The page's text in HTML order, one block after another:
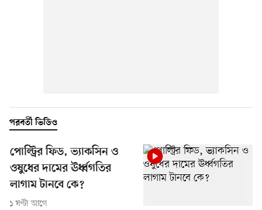
পরবর্তী ভিডিও
পোল্ট্রির ফিড, ভ্যাকসিন ও
ওষুধের দামের ঊর্ধ্বগতির
লাগাম টানবে কে?
১ ঘণ্টা আগে